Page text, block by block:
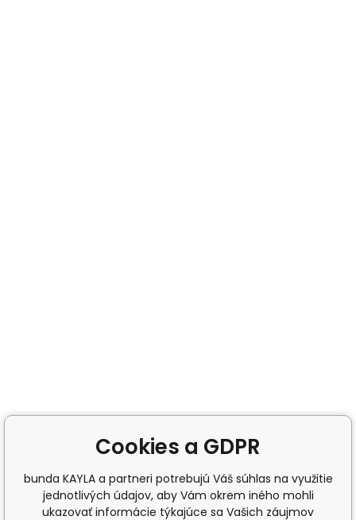
Cookies a GDPR
bunda KAYLA a partneri potrebujú Váš súhlas na využitie
jednotlivých údajov, aby Vám okrem iného mohli
ukazovať informácie týkajúce sa Vašich záujmov